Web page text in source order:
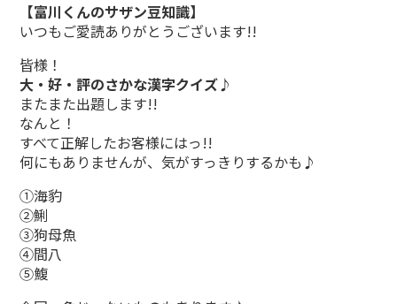
【富川くんのサザン豆知識】
いつもご愛読ありがとうございます!!
皆様！
大・好・評のさかな漢字クイズ♪
またまた出題します!!
なんと！
すべて正解したお客様にはっ!!
何にもありませんが、気がすっきりするかも♪
①海豹
②鯏
③狗母魚
④間八
⑤鰒